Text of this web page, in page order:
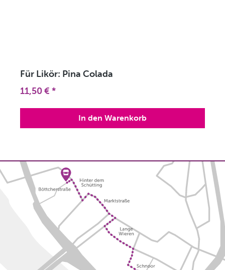
Für Likör: Pina Colada
Regulärer Preis:
11,50 € *
In den Warenkorb